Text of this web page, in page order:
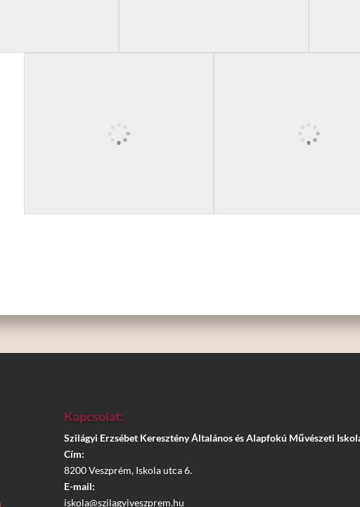
Kapcsolat:
Szilágyi Erzsébet Keresztény Általános és Alapfokú Művészeti
Cím:
8200 Veszprém, Iskola utca 6.
E-mail:
iskola@szilagyiveszprem.hu